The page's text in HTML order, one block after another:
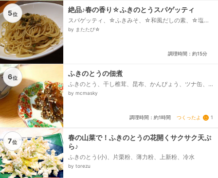
5位
絶品♪春の香り☆ふきのとうスパゲッティ
スパゲッティ、☆ふきみそ、☆和風だしの素、☆塩、
☆酒、☆醤油、エクストラバージンオリーブオイル
by またたび☆
調理時間：約15分
6位
ふきのとうの佃煮
ふきのとう、干し椎茸、昆布、かんぴょう、ツナ缶、
(A)だし汁（戻し汁を含む）、(A)酒、(A)砂糖、(A)酢、
by mcmasky
調理時間：約1時間 つくったよ 1
7位
春の山菜で！ふきのとうの花開くサクサク天ぷ
ら♪
ふきのとう(小)、片栗粉、薄力粉、上新粉、冷水
by torezu